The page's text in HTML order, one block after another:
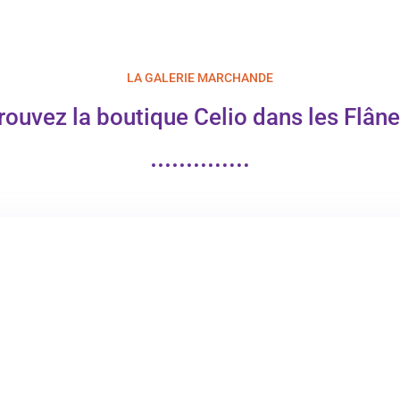
LA GALERIE MARCHANDE
la boutique Celio dans les